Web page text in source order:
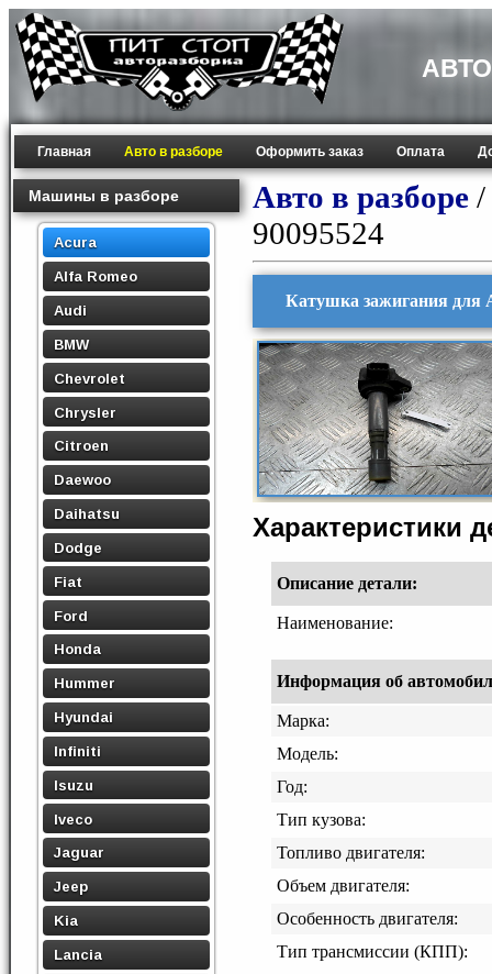
Главная Авто в разборе Оформить заказ Оплата
Машины в разборе
Acura
Alfa Romeo
Audi
BMW
Chevrolet
Chrysler
Citroen
Daewoo
Daihatsu
Dodge
Fiat
Ford
Honda
Hummer
Hyundai
Infiniti
Isuzu
Iveco
Jaguar
Jeep
Kia
Lancia
Авто в разборе /
90095524
Катушка зажигания для
Характеристики
Описание детали:
Наименование:
Информация об
Марка:
Модель:
Год:
Тип кузова:
Топливо двигателя:
Объем двигателя:
Особенность двигателя:
Тип трансмиссии (КПП):